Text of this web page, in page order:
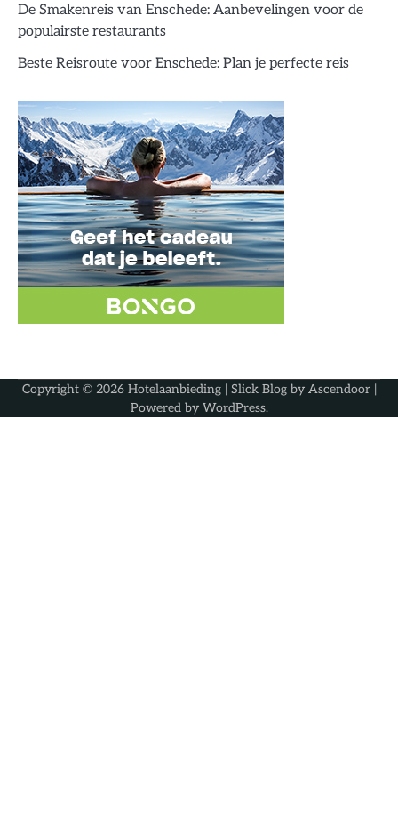
De Smakenreis van Enschede: Aanbevelingen voor de
populairste restaurants
Beste Reisroute voor Enschede: Plan je perfecte reis
Copyright © 2026 Hotelaanbieding| Slick Blog by Ascendoor|
Powered by WordPress.